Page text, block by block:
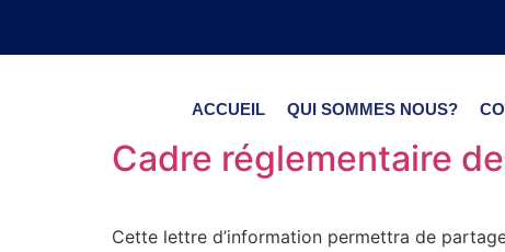
ACCUEIL QUI SOMMES NOUS?
Cadre réglementaire
Cette lettre d’information permettra de